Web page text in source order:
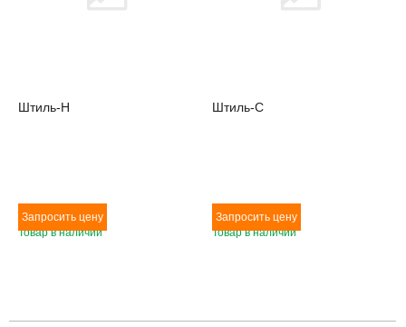
Штиль-Н
Товар в наличии
Штиль-С
Товар в наличии